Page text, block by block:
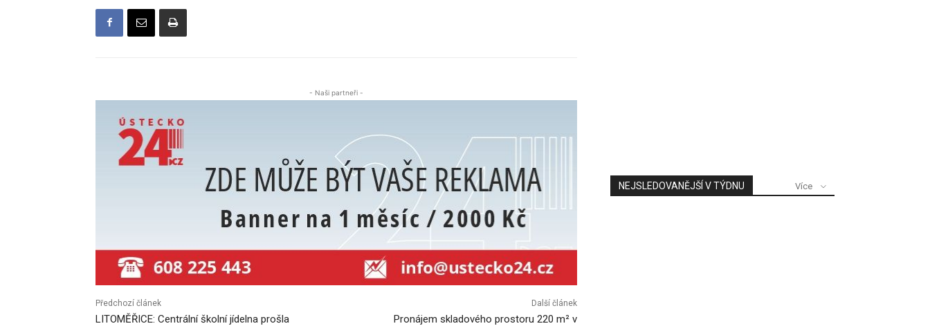
- Naši partneři -
Předchozí článek
LITOMĚŘICE: Centrální školní jídelna prošla
Další článek
Pronájem skladového prostoru 220 m² v
NEJSLEDOVANĚJŠÍ V TÝDNU Více